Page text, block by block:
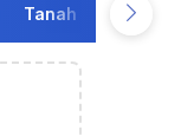
Tanah Bumbu